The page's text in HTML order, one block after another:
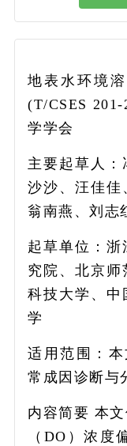
地表水环境
(T/CSES
学学会
主要起草人：
沙沙、汪佳佳
翁南燕、刘志
起草单位：浙
究院、北京师
科技大学、中
学
适用范围：
常成因诊断与
内容简要 本
（DO）浓度